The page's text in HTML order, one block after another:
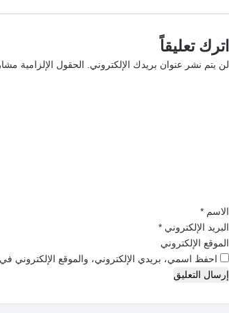
اترك تعليقاً
لن يتم نشر عنوان بريدك الإلكتروني. الحقول الإلزامية مشار
الاسم *
البريد الإلكتروني *
الموقع الإلكتروني
احفظ اسمي، بريدي الإلكتروني، والموقع الإلكتروني